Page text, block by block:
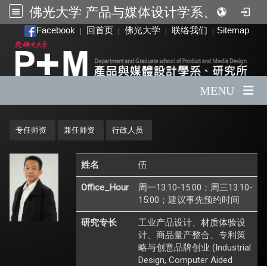
佛光大学 产品与媒体设计学系、研究所
Facebook 回首页 佛光大学 联络我们 Sitemap
MENU
专任师资 兼任师资 行政人员
姓名 伍
Office_Hour
周一13:10-15:00；周三13:10-
15:00；建议事先预约时间
研究专长
工业产品设计、材质体验设
计、商品量产整合、专利策
略与创意品牌创业 (Industrial
Design, Computer Aided